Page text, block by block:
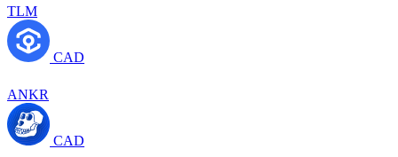
TLM
CAD
ANKR
CAD